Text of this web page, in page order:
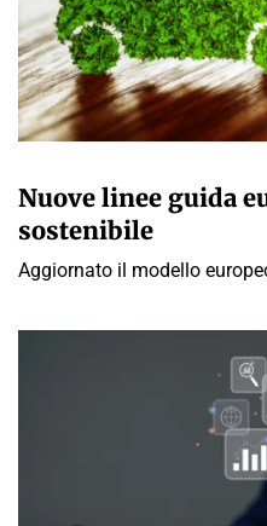
Nuove linee guida
sostenibile
Aggiornato il modello